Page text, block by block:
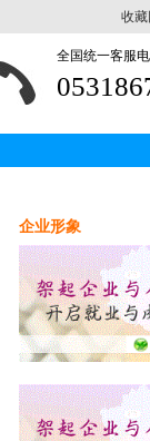
收藏
全国统一客服
企业形象